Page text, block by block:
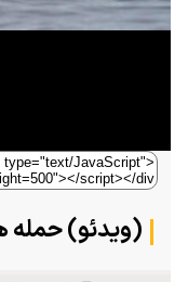
(ویدئو) حمله